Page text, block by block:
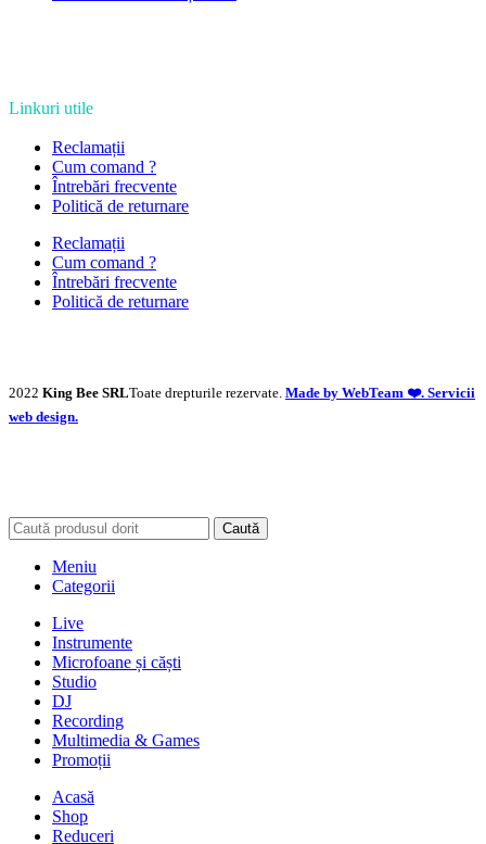
Linkuri utile
Reclamații
Cum comand ?
Întrebări frecvente
Politică de returnare
Reclamații
Cum comand ?
Întrebări frecvente
Politică de returnare
2022 King Bee SRLToate drepturile rezervate. Made by WebTeam ❤️. Servicii
web design.
Caută
Meniu
Categorii
Live
Instrumente
Microfoane și căști
Studio
DJ
Recording
Multimedia & Games
Promoții
Acasă
Shop
Reduceri